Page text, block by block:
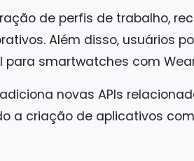
de perfis de trabalho,
Além disso, usuários
smartwatches com
novas APIs
a criação de aplicativos